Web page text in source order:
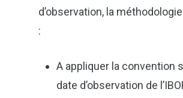
d’observation, la
A appliquer la convention
date d’observation de l’IBOR